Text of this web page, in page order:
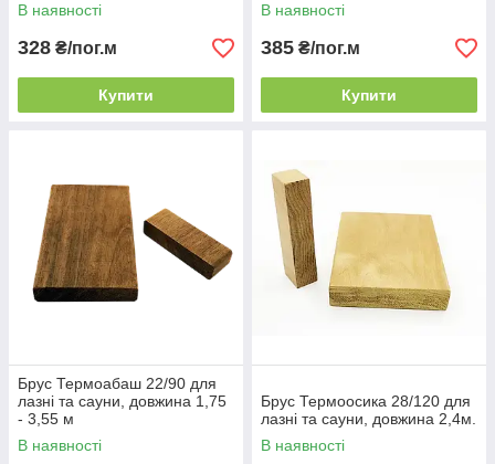
В наявності
328 ₴/пог.м
Купити
В наявності
385 ₴/пог.м
Купити
Брус Термоабаш 22/90 для
лазні та сауни, довжина 1,75
- 3,55 м
В наявності
Брус Термоосика 28/120 для
лазні та сауни, довжина 2,4м.
В наявності